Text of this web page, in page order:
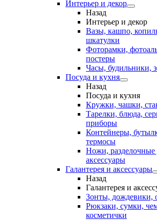
Интерьер и декор
Назад
Интерьер и декор
Вазы, кашпо,
шкатулки
Фоторамки,
постеры
Часы, будильники,
Посуда и кухня
Назад
Посуда и кухня
Кружки, чашки,
Тарелки, блюда,
приборы
Контейнеры,
термосы
Ножи, разделочные
аксессуары
Галантерея и аксессуары
Назад
Галантерея и
Зонты, дождевики,
Рюкзаки, сумки,
косметички